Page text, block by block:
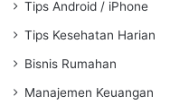
Tips Android / iPhone
Tips Kesehatan Harian
Bisnis Rumahan
Manajemen Keuangan